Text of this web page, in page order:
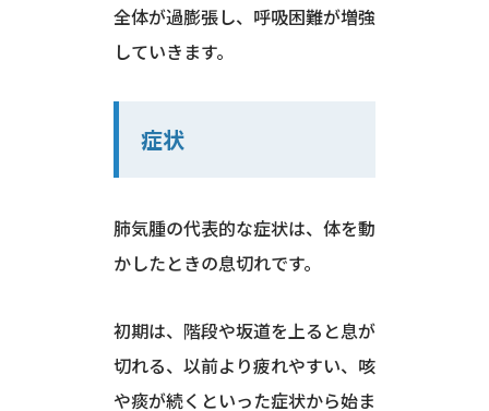
全体が過膨張し、呼吸困難が増強
していきます。
症状
肺気腫の代表的な症状は、体を動
かしたときの息切れです。
初期は、階段や坂道を上ると息が
切れる、以前より疲れやすい、咳
や痰が続くといった症状から始ま